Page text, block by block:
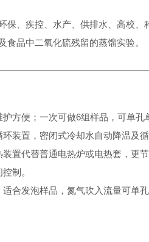
保、疾控、水产、供排水、高校
食品中二氧化硫残留的蒸馏实验。
护方便；一次可做6组样品，可单孔
环装置，密闭式冷却水自动降温及
装置代替普通电热炉或电热套，更
制。
适合发泡样品，氮气吹入流量可单